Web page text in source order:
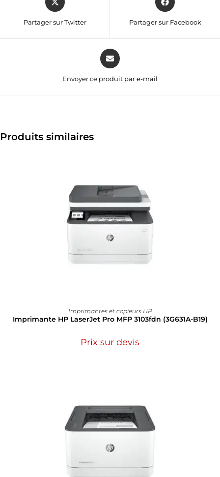
Partager sur Twitter Partager sur Facebook
Envoyer ce produit par e-mail
Produits similaires
Imprimantes et copieurs HP
Imprimante HP LaserJet Pro MFP 3103fdn (3G631A-B19)
Prix sur devis